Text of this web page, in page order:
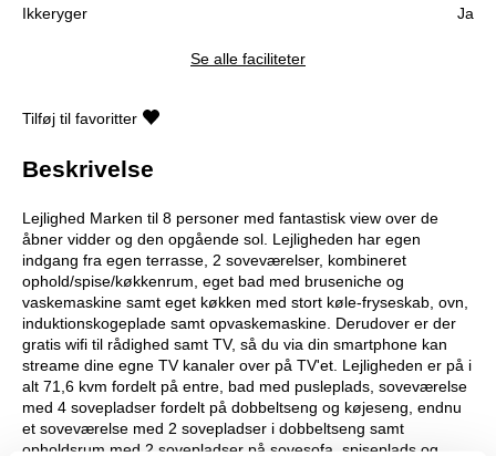
Ikkeryger
Ja
Se alle faciliteter
Tilføj til favoritter
Beskrivelse
Lejlighed Marken til 8 personer med fantastisk view over de
åbner vidder og den opgående sol. Lejligheden har egen
indgang fra egen terrasse, 2 soveværelser, kombineret
ophold/spise/køkkenrum, eget bad med bruseniche og
vaskemaskine samt eget køkken med stort køle-fryseskab, ovn,
induktionskogeplade samt opvaskemaskine. Derudover er der
gratis wifi til rådighed samt TV, så du via din smartphone kan
streame dine egne TV kanaler over på TV'et. Lejligheden er på i
alt 71,6 kvm fordelt på entre, bad med pusleplads, soveværelse
med 4 sovepladser fordelt på dobbeltseng og køjeseng, endnu
et soveværelse med 2 sovepladser i dobbeltseng samt
opholdsrum med 2 sovepladser på sovesofa, spiseplads og